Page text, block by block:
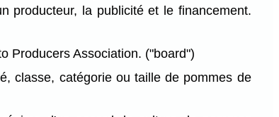
producteur, la publicité et le financement.
Producers Association. ("board")
classe, catégorie ou taille de pommes de